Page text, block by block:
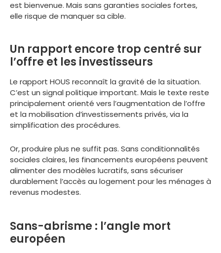
est bienvenue. Mais sans garanties sociales fortes,
elle risque de manquer sa cible.
Un rapport encore trop centré sur
l’offre et les investisseurs
Le rapport HOUS reconnaît la gravité de la situation.
C’est un signal politique important. Mais le texte reste
principalement orienté vers l’augmentation de l’offre
et la mobilisation d’investissements privés, via la
simplification des procédures.
Or, produire plus ne suffit pas. Sans conditionnalités
sociales claires, les financements européens peuvent
alimenter des modèles lucratifs, sans sécuriser
durablement l’accès au logement pour les ménages à
revenus modestes.
Sans-abrisme : l’angle mort
européen